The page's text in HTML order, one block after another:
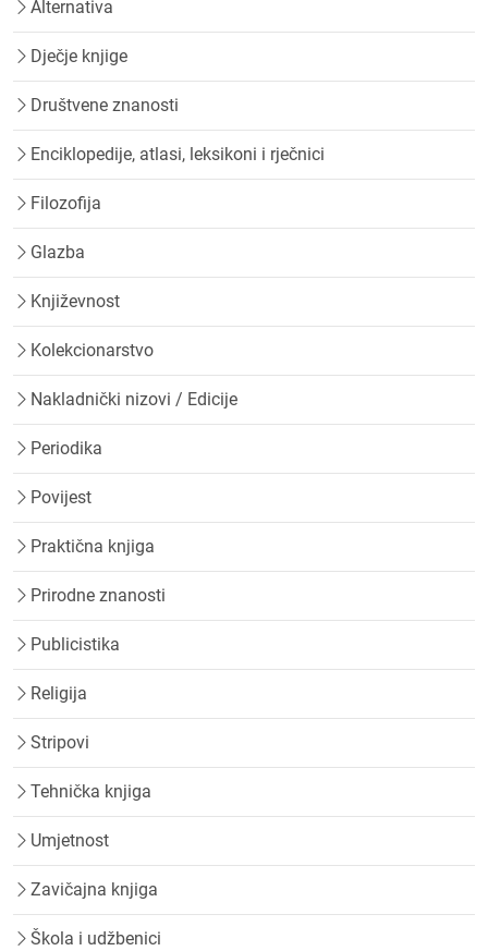
Alternativa
Dječje knjige
Društvene znanosti
Enciklopedije, atlasi, leksikoni i rječnici
Filozofija
Glazba
Književnost
Kolekcionarstvo
Nakladnički nizovi / Edicije
Periodika
Povijest
Praktična knjiga
Prirodne znanosti
Publicistika
Religija
Stripovi
Tehnička knjiga
Umjetnost
Zavičajna knjiga
Škola i udžbenici